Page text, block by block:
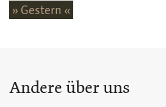
» Gestern «
Andere über uns